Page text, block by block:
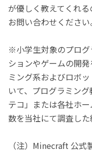
が優しく教えてくれ
お問い合わせください
※小学生対象のプログ
ションやゲームの開
ミング系およびロボ
いて、プログラミン
テコ」または各社ホ
数を当社にて調査した
（注）Minecraft 公